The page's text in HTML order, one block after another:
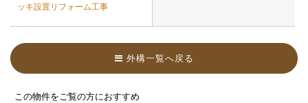
ッキ設置リフォーム工事
外構一覧へ戻る
この物件をご覧の方におすすめ